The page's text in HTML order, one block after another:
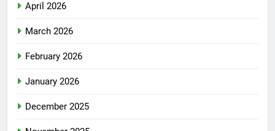
April 2026
March 2026
February 2026
January 2026
December 2025